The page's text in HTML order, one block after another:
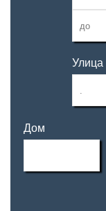
Улица
Дом